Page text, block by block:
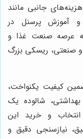
جانبی مانند
و آموزش پرسنل در
به عرصه صنعت غذا و
و صنعتی، ریسکی بزرگ
کیفیت یکنواخت،
شالوده یک
انتخاب و خرید این
نیازسنجی دقیق و